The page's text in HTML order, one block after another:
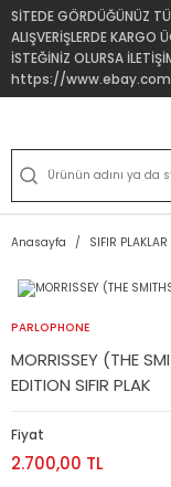
SİTEDE GÖRDÜĞÜNÜZ
ALIŞVERİŞLERDE KARGO
İSTEĞİNİZ OLURSA
https://
Anasayfa SIFIR PLAKLAR
PARLOPHONE
MORRISSEY (THE
EDITION SIFIR PLAK
Fiyat
2.700,00 TL